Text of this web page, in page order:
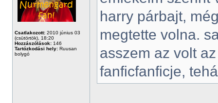
Csatlakozott: 2010 június 03
(csütörtök), 18:20
Hozzászólások: 146
Tartózkodási hely: Ruusan
bolygó
harry párbajt,
megtette volna.
asszem az volt
fanficfanficje,